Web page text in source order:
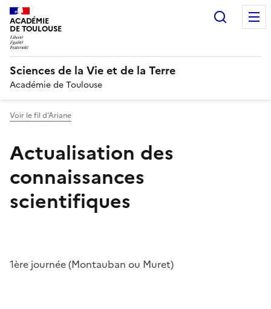
ACADÉMIE
DE TOULOUSE
Sciences de la Vie et de la Terre
Académie de Toulouse
Voir le fil d’Ariane
Actualisation des
connaissances
scientifiques
1ère journée (Montauban ou Muret)